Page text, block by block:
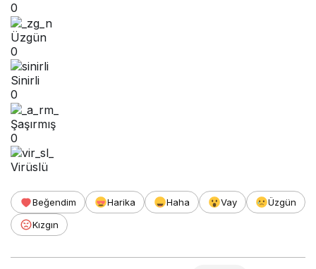
0
Üzgün
0
Sinirli
0
Şaşırmış
0
Virüslü
Beğendim Harika Haha Vay
Üzgün
Kızgın